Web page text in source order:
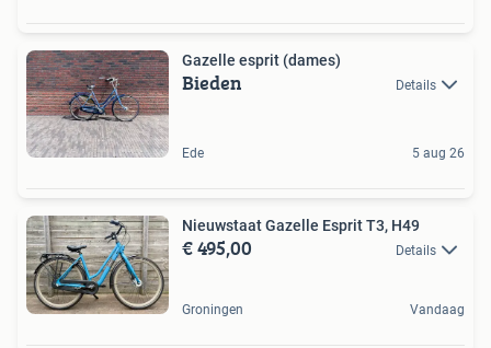
Gazelle esprit (dames)
Bieden Details
Ede 5 aug 26
Nieuwstaat Gazelle Esprit T3, H49
€ 495,00 Details
Groningen Vandaag